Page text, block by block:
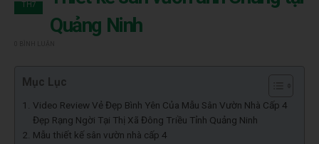
TH7
Quảng Ninh
Mục Lục
Video Review Vẻ Đẹp Bình Yên Của Mẫu Sân Vườn Nhà Cấp 4
Đẹp Rạng Ngời Tại Thị Xã Đông Triều Tỉnh Quảng Ninh
Mẫu thiết kế sân vườn nhà cấp 4